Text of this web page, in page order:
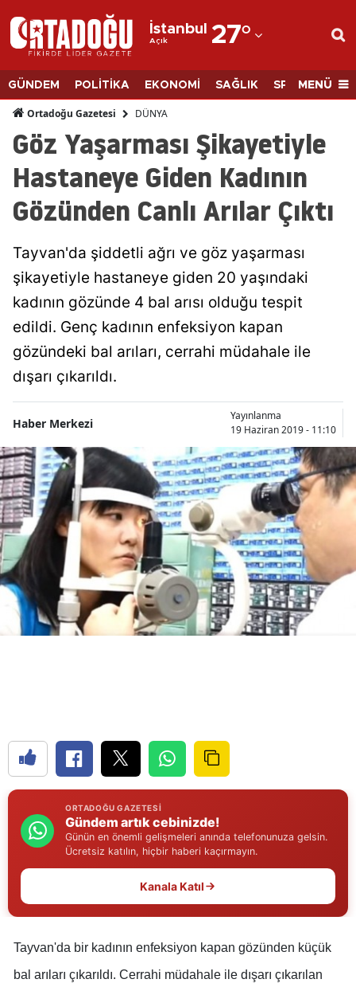
İstanbul
Açık 27°
Adana
Adıyaman
Afyonkarahisar
Ağrı
Amasya
Ankara
Artvin
Aydın
Bingöl
Bolu
Burdur
Bursa
Çanakkale
Çankırı
Çorum
Elazığ
Erzurum
GÜNDEM POLİTİKA EKONOMİ SAĞLIK SPORMENÜ
Ortadoğu Gazetesi DÜNYA
Göz Yaşarması Şikayetiyle
Hastaneye Giden Kadının
Gözünden Canlı Arılar Çıktı
Tayvan'da şiddetli ağrı ve göz yaşarması
şikayetiyle hastaneye giden 20 yaşındaki
kadının gözünde 4 bal arısı olduğu tespit
edildi. Genç kadının enfeksiyon kapan
gözündeki bal arıları, cerrahi müdahale ile
dışarı çıkarıldı.
Haber Merkezi
Yayınlanma
19 Haziran 2019 - 11:10
ORTADOĞU GAZETESI
Gündem artık cebinizde!
Günün en önemli gelişmeleri anında telefonunuza gelsin.
Ücretsiz katılın, hiçbir haberi kaçırmayın.
Kanala Katıl
Tayvan'da bir kadının enfeksiyon kapan gözünden küçük
bal arıları çıkarıldı. Cerrahi müdahale ile dışarı çıkarılan